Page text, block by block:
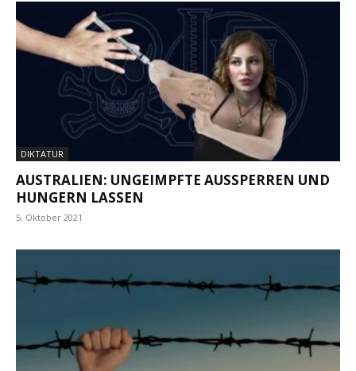
DIKTATUR
AUSTRALIEN: UNGEIMPFTE AUSSPERREN UND
HUNGERN LASSEN
5. Oktober 2021